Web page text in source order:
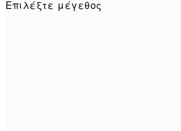
Επιλέξτε μέγεθος